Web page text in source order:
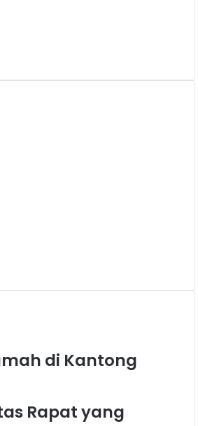
di Kantong
Rapat yang